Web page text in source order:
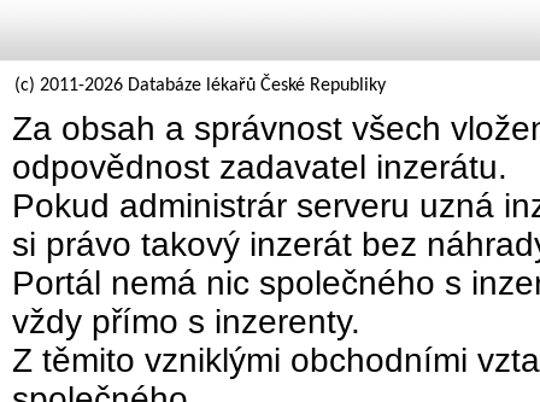
(c) 2011-2026 Databáze lékařů České Republiky
Za obsah a správnost všech
odpovědnost zadavatel inzerátu.
Pokud administrár serveru uzná
si právo takový inzerát bez
Portál nemá nic společného s
vždy přímo s inzerenty.
Z těmito vzniklými obchodními